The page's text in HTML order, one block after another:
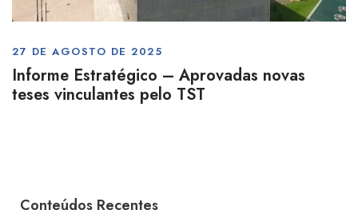
27 DE AGOSTO DE 2025
Informe Estratégico – Aprovadas novas
teses vinculantes pelo TST
Conteúdos Recentes